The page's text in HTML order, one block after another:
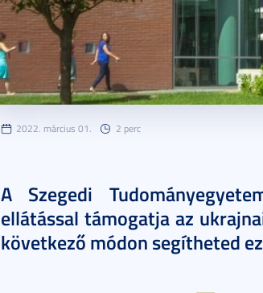
2022. március 01. 2 perc
A Szegedi
ellátással támogatja az
következő módon segítheted